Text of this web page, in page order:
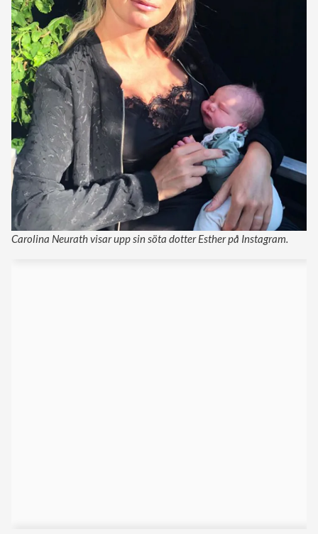
Carolina Neurath visar upp sin söta dotter Esther på Instagram.